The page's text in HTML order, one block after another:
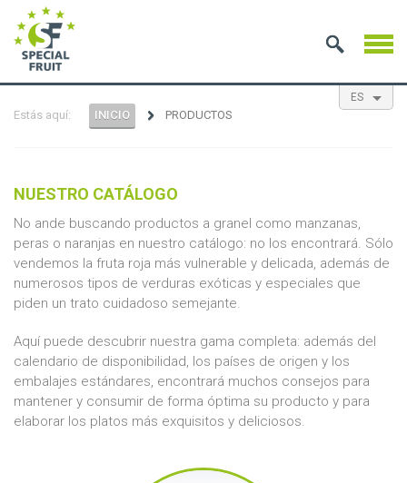
ES
Estás aquí: INICIO PRODUCTOS
NUESTRO CATÁLOGO
No ande buscando productos a granel como manzanas,
peras o naranjas en nuestro catálogo: no los encontrará. Sólo
vendemos la fruta roja más vulnerable y delicada, además de
numerosos tipos de verduras exóticas y especiales que
piden un trato cuidadoso semejante.
Aquí puede descubrir nuestra gama completa: además del
calendario de disponibilidad, los países de origen y los
embalajes estándares, encontrará muchos consejos para
mantener y consumir de forma óptima su producto y para
elaborar los platos más exquisitos y deliciosos.